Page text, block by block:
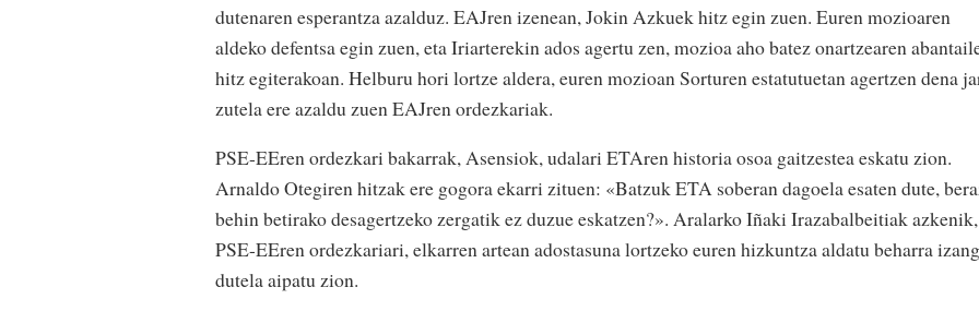
dutenaren esperantza azalduz. EAJren izenean, Jokin Azkuek hitz egin zuen. Euren mozioaren
aldeko defentsa egin zuen, eta Iriarterekin ados agertu zen, mozioa aho batez onartzearen
hitz egiterakoan. Helburu hori lortze aldera, euren mozioan Sorturen estatutuetan agertzen dena
zutela ere azaldu zuen EAJren ordezkariak.
PSE-EEren ordezkari bakarrak, Asensiok, udalari ETAren historia osoa gaitzestea eskatu zion.
Arnaldo Otegiren hitzak ere gogora ekarri zituen: «Batzuk ETA soberan dagoela esaten dute,
behin betirako desagertzeko zergatik ez duzue eskatzen?». Aralarko Iñaki Irazabalbeitiak azkenik,
PSE-EEren ordezkariari, elkarren artean adostasuna lortzeko euren hizkuntza aldatu beharra
dutela aipatu zion.